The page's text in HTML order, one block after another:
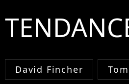
David Fincher